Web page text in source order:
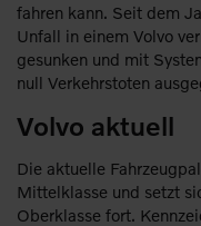
fahren kann. Seit dem
Unfall in einem Volvo
gesunken und mit
null Verkehrstoten
Volvo aktuell
Die aktuelle
Mittelklasse und setzt
Oberklasse fort.